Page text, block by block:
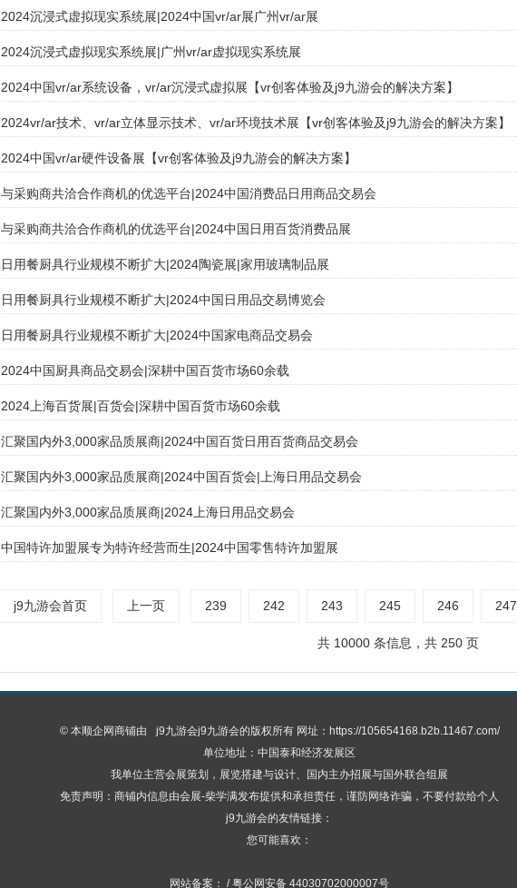
2024沉浸式虚拟现实系统展|2024中国vr/ar展广州vr/ar展
2024沉浸式虚拟现实系统展|广州vr/ar虚拟现实系统展
2024中国vr/ar系统设备，vr/ar沉浸式虚拟展【vr创客体验及j9九游会的解决方案】
2024vr/ar技术、vr/ar立体显示技术、vr/ar环境技术展【vr创客体验及j9九游会的解决方案】
2024中国vr/ar硬件设备展【vr创客体验及j9九游会的解决方案】
与采购商共洽合作商机的优选平台|2024中国消费品日用商品交易会
与采购商共洽合作商机的优选平台|2024中国日用百货消费品展
日用餐厨具行业规模不断扩大|2024陶瓷展|家用玻璃制品展
日用餐厨具行业规模不断扩大|2024中国日用品交易博览会
日用餐厨具行业规模不断扩大|2024中国家电商品交易会
​2024中国厨具商品交易会|深耕中国百货市场60余载
2024上海百货展|百货会|深耕中国百货市场60余载
汇聚国内外3,000家品质展商|2024中国百货日用百货商品交易会
汇聚国内外3,000家品质展商|2024中国百货会|上海日用品交易会
汇聚国内外3,000家品质展商|2024上海日用品交易会
中国特许加盟展专为特许经营而生|2024中国零售特许加盟展
j9九游会首页 上一页 239 242 243 245 246 247
共 10000 条信息，共 250 页
© 本顺企网商铺由 j9九游会j9九游会的版权所有 网址：https://105654168.b2b.11467.com/
单位地址：中国泰和经济发展区
我单位主营会展策划，展览搭建与设计、国内主办招展与国外联合组展
免责声明：商铺内信息由会展-柴学满发布提供和承担责任，谨防网络诈骗，不要付款给个人
j9九游会的友情链接：
您可能喜欢：
网站备案： / 粤公网安备 44030702000007号